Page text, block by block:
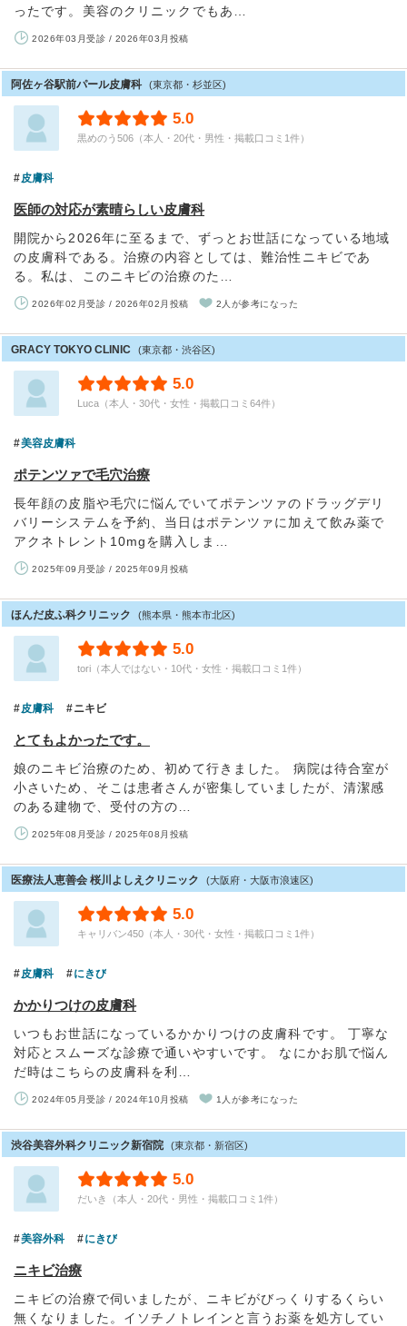
ったです。美容のクリニックでもあ…
2026年03月受診 / 2026年03月投稿
阿佐ヶ谷駅前パール皮膚科 (東京都・杉並区)
5.0
黒めのう506（本人・20代・男性・掲載口コミ1件）
皮膚科
医師の対応が素晴らしい皮膚科
開院から2026年に至るまで、ずっとお世話になっている地域
の皮膚科である。治療の内容としては、難治性ニキビであ
る。私は、このニキビの治療のた…
2026年02月受診 / 2026年02月投稿 2人が参考になった
GRACY TOKYO CLINIC (東京都・渋谷区)
5.0
Luca（本人・30代・女性・掲載口コミ64件）
美容皮膚科
ポテンツァで毛穴治療
長年顔の皮脂や毛穴に悩んでいてポテンツァのドラッグデリ
バリーシステムを予約、当日はポテンツァに加えて飲み薬で
アクネトレント10mgを購入しま…
2025年09月受診 / 2025年09月投稿
ほんだ皮ふ科クリニック (熊本県・熊本市北区)
5.0
tori（本人ではない・10代・女性・掲載口コミ1件）
皮膚科 ニキビ
とてもよかったです。
娘のニキビ治療のため、初めて行きました。 病院は待合室が
小さいため、そこは患者さんが密集していましたが、清潔感
のある建物で、受付の方の…
2025年08月受診 / 2025年08月投稿
医療法人恵善会 桜川よしえクリニック (大阪府・大阪市浪速区)
5.0
キャリバン450（本人・30代・女性・掲載口コミ1件）
皮膚科 にきび
かかりつけの皮膚科
いつもお世話になっているかかりつけの皮膚科です。 丁寧な
対応とスムーズな診療で通いやすいです。 なにかお肌で悩ん
だ時はこちらの皮膚科を利…
2024年05月受診 / 2024年10月投稿 1人が参考になった
渋谷美容外科クリニック新宿院 (東京都・新宿区)
5.0
だいき（本人・20代・男性・掲載口コミ1件）
美容外科 にきび
ニキビ治療
ニキビの治療で伺いましたが、ニキビがびっくりするくらい
無くなりました。イソチノトレインと言うお薬を処方してい